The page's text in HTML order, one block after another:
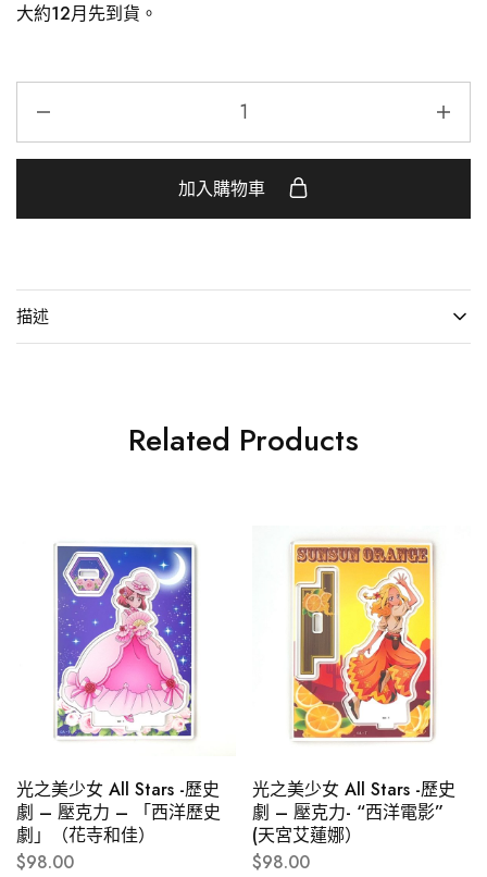
大約12月先到貨。
加入購物車
描述
Related Products
光之美少女 All Stars -歷史
劇 – 壓克力 – 「西洋歷史
劇」（花寺和佳）
$98.00
光之美少女 All Stars -歷史
劇 – 壓克力- “西洋電影”
(天宮艾蓮娜）
$98.00